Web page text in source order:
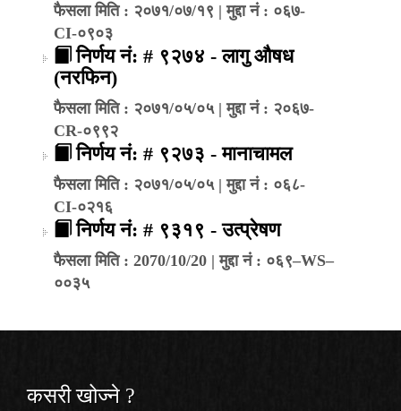
फैसला मिति : २०७१/०७/१९ | मुद्दा नं : ०६७-
CI-०९०३
निर्णय नं: # ९२७४ - लागु औषध
(नरफिन)
फैसला मिति : २०७१/०५/०५ | मुद्दा नं : २०६७-
CR-०९९२
निर्णय नं: # ९२७३ - मानाचामल
फैसला मिति : २०७१/०५/०५ | मुद्दा नं : ०६८-
CI-०२१६
निर्णय नं: # ९३१९ - उत्प्रेषण
फैसला मिति : 2070/10/20 | मुद्दा नं : ०६९–WS–
००३५
कसरी खोज्‍ने ?